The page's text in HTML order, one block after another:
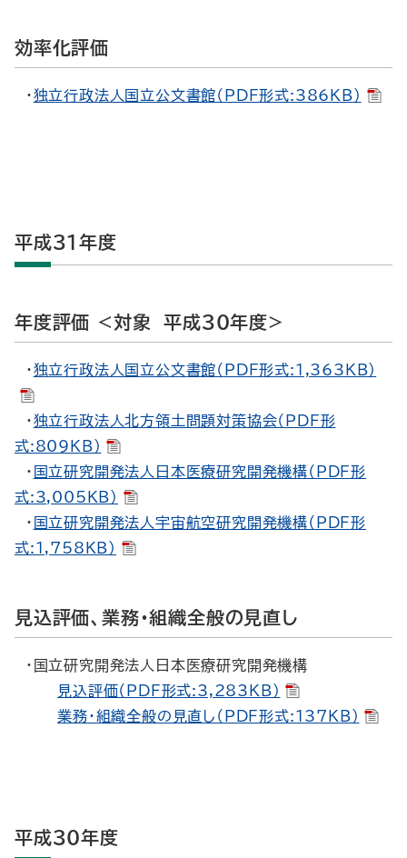
効率化評価
・独立行政法人国立公文書館（PDF形式:386KB）
平成31年度
年度評価 <対象 平成30年度>
・独立行政法人国立公文書館（PDF形式:1,363KB）
・独立行政法人北方領土問題対策協会（PDF形
式:809KB）
・ 国立研究開発法人日本医療研究開発機構（PDF形
式:3,005KB）
・ 国立研究開発法人宇宙航空研究開発機構（PDF形
式:1,758KB）
見込評価、業務・組織全般の見直し
・国立研究開発法人日本医療研究開発機構
見込評価（PDF形式:3,283KB）
業務・組織全般の見直し（PDF形式:137KB）
平成30年度